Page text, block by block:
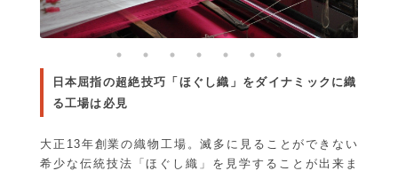
日本屈指の超絶技巧「ほぐし織」をダイナミックに織
る工場は必見
大正13年創業の織物工場。滅多に見ることができない
希少な伝統技法「ほぐし織」を見学することが出来ま